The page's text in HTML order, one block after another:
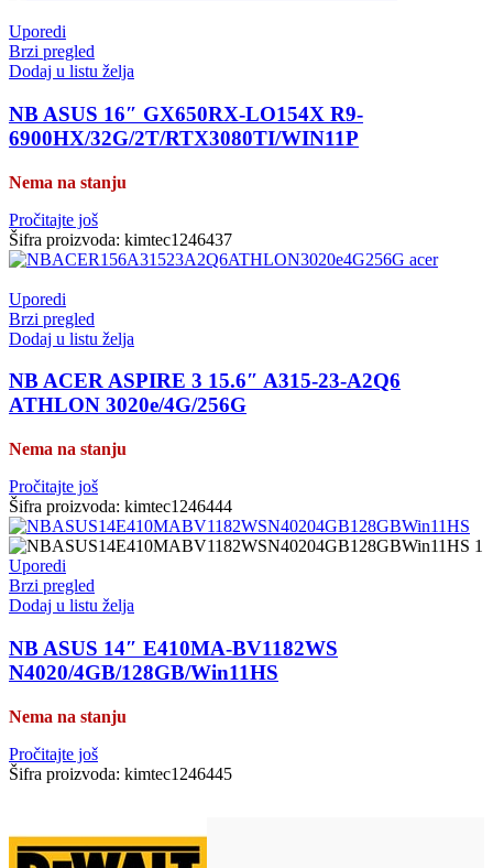
Uporedi
Brzi pregled
Dodaj u listu želja
NB ASUS 16″ GX650RX-LO154X R9-
6900HX/32G/2T/RTX3080TI/WIN11P
Nema na stanju
Pročitajte još
Šifra proizvoda: kimtec1246437
Uporedi
Brzi pregled
Dodaj u listu želja
NB ACER ASPIRE 3 15.6″ A315-23-A2Q6
ATHLON 3020e/4G/256G
Nema na stanju
Pročitajte još
Šifra proizvoda: kimtec1246444
Uporedi
Brzi pregled
Dodaj u listu želja
NB ASUS 14″ E410MA-BV1182WS
N4020/4GB/128GB/Win11HS
Nema na stanju
Pročitajte još
Šifra proizvoda: kimtec1246445